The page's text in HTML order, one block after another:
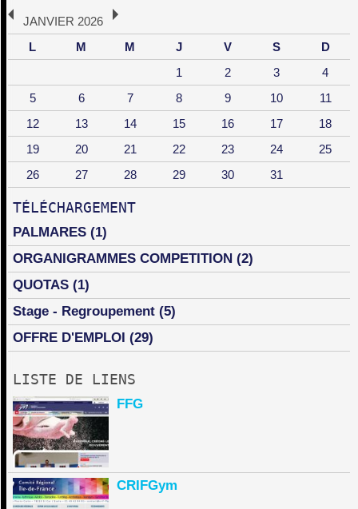
JANVIER 2026
L
M M J V S
D
1
2 3
4
5
6 7 8 9 10
11
12
13 14 15 16 17
18
19
20 21 22 23 24
25
26
27 28 29 30 31
TÉLÉCHARGEMENT
PALMARES (1)
ORGANIGRAMMES COMPETITION (2)
QUOTAS (1)
Stage - Regroupement (5)
OFFRE D'EMPLOI (29)
LISTE DE LIENS
FFG
CRIFGym